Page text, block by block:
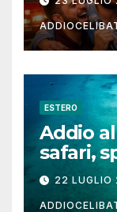
ESTERO
Addio
safari,
città
22 LUGLIO